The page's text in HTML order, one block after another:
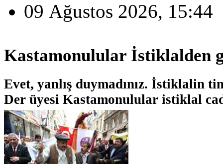
09 Ağustos 2026, 15:44
Kastamonulular İstiklalden
Evet, yanlış duymadınız. İstiklalin
Der üyesi Kastamonulular istiklal